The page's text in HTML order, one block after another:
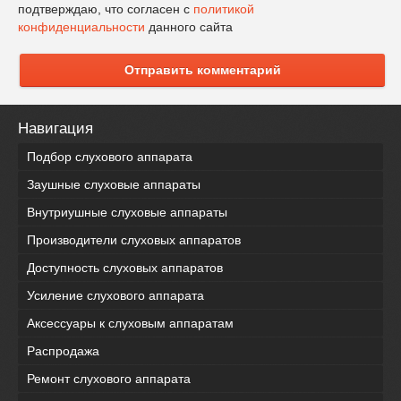
подтверждаю, что согласен с политикой
конфиденциальности данного сайта
Отправить комментарий
Навигация
Подбор слухового аппарата
Заушные слуховые аппараты
Внутриушные слуховые аппараты
Производители слуховых аппаратов
Доступность слуховых аппаратов
Усиление слухового аппарата
Аксессуары к слуховым аппаратам
Распродажа
Ремонт слухового аппарата